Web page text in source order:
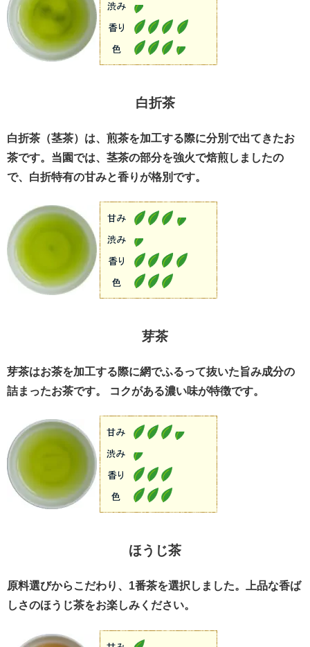
白折茶
白折茶（茎茶）は、煎茶を加工する際に分別で出てきたお
茶です。当園では、茎茶の部分を強火で焙煎しましたの
で、白折特有の甘みと香りが格別です。
芽茶
芽茶はお茶を加工する際に網でふるって抜いた旨み成分の
詰まったお茶です。 コクがある濃い味が特徴です。
ほうじ茶
原料選びからこだわり、1番茶を選択しました。上品な香ば
しさのほうじ茶をお楽しみください。